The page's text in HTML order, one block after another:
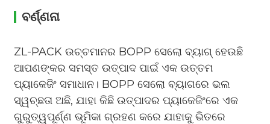
ବର୍ଣ୍ଣନା
ZL-PACK ଉଚ୍ଚମାନର BOPP ସେଲୋ ବ୍ୟାଗ୍ ହେଉଛି
ଆପଣଙ୍କର ସମସ୍ତ ଉତ୍ପାଦ ପାଇଁ ଏକ ଉତ୍ତମ
ପ୍ୟାକେଜିଂ ସମାଧାନ। BOPP ସେଲୋ ବ୍ୟାଗରେ ଭଲ
ସ୍ୱଚ୍ଛତା ଅଛି, ଯାହା କିଛି ଉତ୍ପାଦର ପ୍ୟାକେଜିଂରେ ଏକ
ଗୁରୁତ୍ୱପୂର୍ଣ୍ଣ ଭୂମିକା ଗ୍ରହଣ କରେ ଯାହାକୁ ଭିତରେ